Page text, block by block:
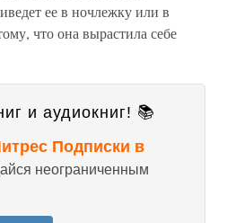
ее в ночлежку или в
что она вырастила себе
и аудиокниг! 📚
Подписки в
неограниченным